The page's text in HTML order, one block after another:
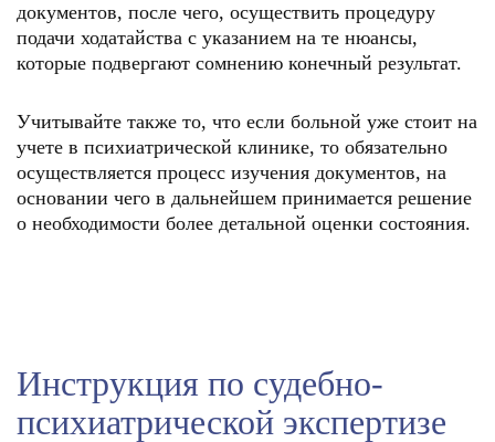
документов, после чего, осуществить процедуру
подачи ходатайства с указанием на те нюансы,
которые подвергают сомнению конечный результат.
Учитывайте также то, что если больной уже стоит на
учете в психиатрической клинике, то обязательно
осуществляется процесс изучения документов, на
основании чего в дальнейшем принимается решение
о необходимости более детальной оценки состояния.
Инструкция по судебно-
психиатрической экспертизе